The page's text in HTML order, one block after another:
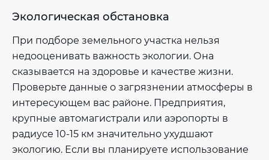
Экологическая обстановка
При подборе земельного участка нельзя
недооценивать важность экологии. Она
сказывается на здоровье и качестве жизни.
Проверьте данные о загрязнении атмосферы в
интересующем вас районе. Предприятия,
крупные автомагистрали или аэропорты в
радиусе 10-15 км значительно ухудшают
экологию. Если вы планируете использование